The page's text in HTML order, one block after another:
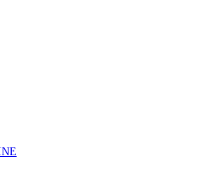
ao tribunal, cada gesto conta e cada
ficar sem médico de família com nova